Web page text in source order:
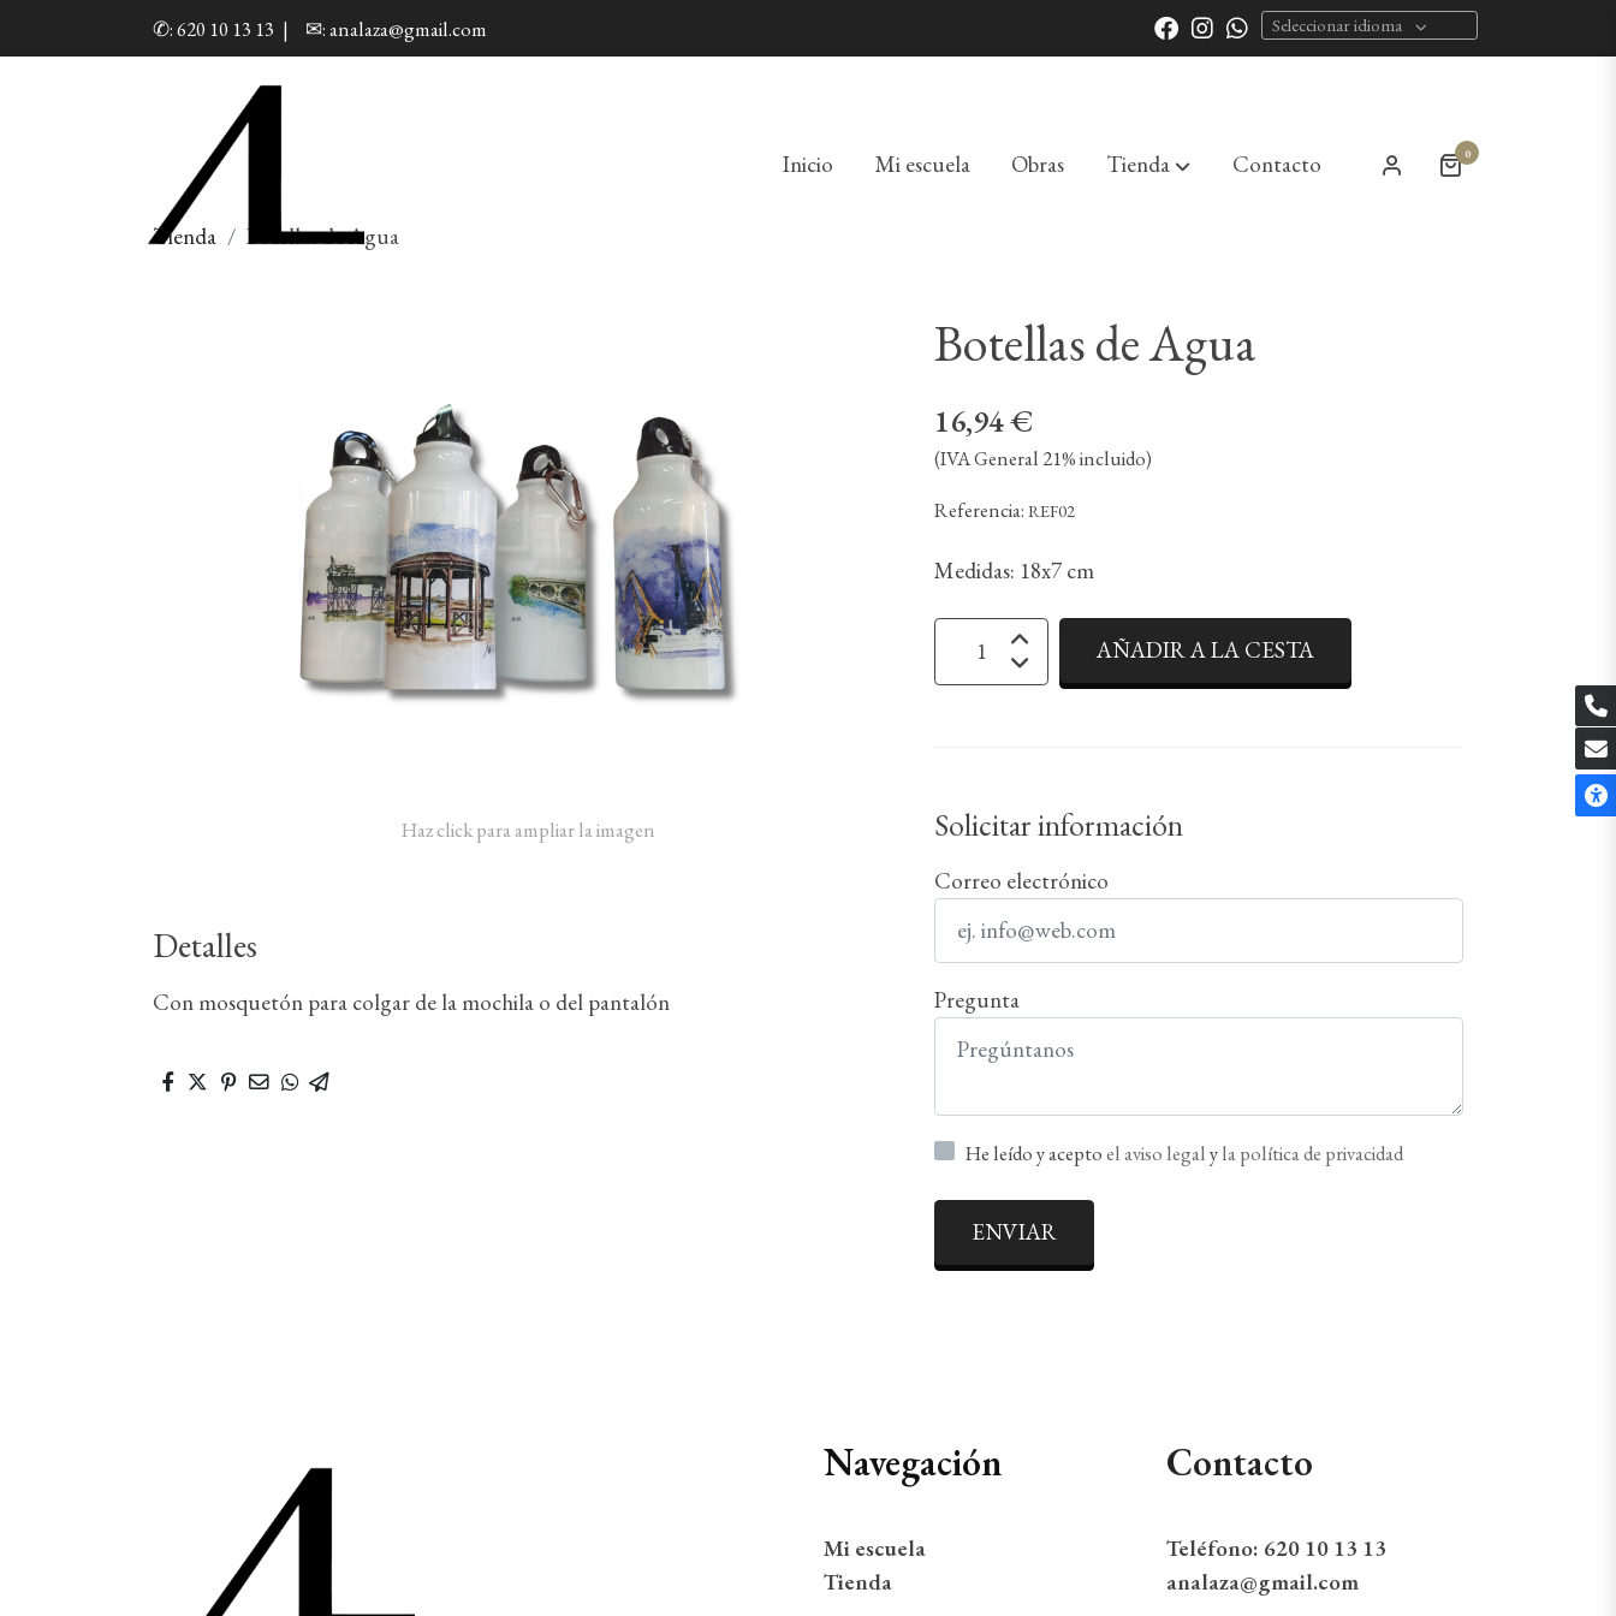
✆: 620 10 13 13 | ✉: analaza@gmail.com Seleccionar idioma
Inicio Mi escuela Obras Tienda Contacto 0
Tienda Botellas de Agua
Haz click para ampliar la imagen
Detalles
Con mosquetón para colgar de la mochila o del pantalón
Botellas de Agua
16,94 €
(IVA General 21% incluido)
Referencia:REF02
Medidas: 18x7 cm
AÑADIR A LA CESTA
Solicitar información
Correo electrónico
Pregunta
He leído y aceptoel aviso legalyla política de privacidad
ENVIAR
Navegación
Mi escuela
Tienda
Contacto
Teléfono: 620 10 13 13
analaza@gmail.com